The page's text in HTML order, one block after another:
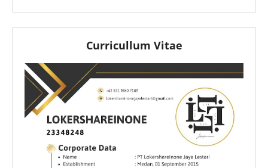
Curricullum Vitae